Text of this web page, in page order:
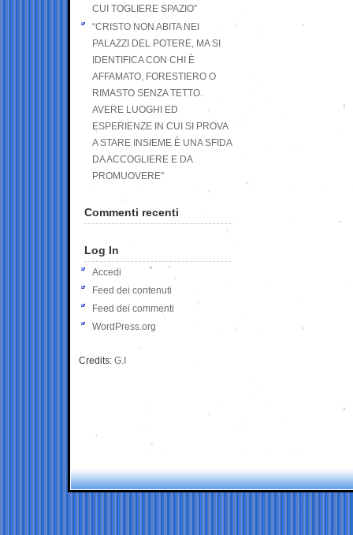
CUI TOGLIERE SPAZIO”
“CRISTO NON ABITA NEI
PALAZZI DEL POTERE, MA SI
IDENTIFICA CON CHI È
AFFAMATO, FORESTIERO O
RIMASTO SENZA TETTO.
AVERE LUOGHI ED
ESPERIENZE IN CUI SI PROVA
A STARE INSIEME È UNA SFIDA
DA ACCOGLIERE E DA
PROMUOVERE”
Commenti recenti
Log In
Accedi
Feed dei contenuti
Feed dei commenti
WordPress.org
Credits: G.I